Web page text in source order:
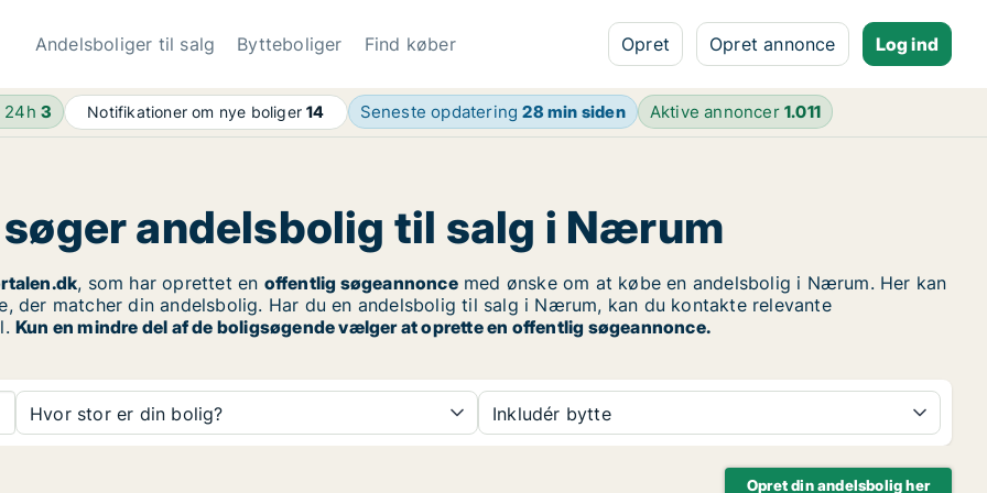
Andelsboliger til salg Bytteboliger Find køber Opret Opret annonce Log ind
24h3 Notifikationer om nye boliger14 Seneste opdatering28 min siden Aktive annoncer1.011
andelsbolig til salg i Nærum
, som har oprettet en offentlig søgeannoncemed ønske om at købe en andelsbolig i Nærum. Her kan
der matcher din andelsbolig. Har du en andelsbolig til salg i Nærum, kan du kontakte relevante
Kun en mindre del af de boligsøgende vælger at oprette en offentlig søgeannonce.
Hvor stor er din bolig? Inkludér bytte
Opret din andelsbolig her